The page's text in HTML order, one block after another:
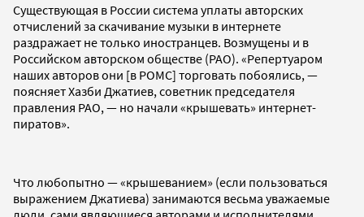
Существующая в России система уплаты авторских
отчислений за скачивание музыки в интернете
раздражает не только иностранцев. Возмущены и в
Российском авторском обществе (РАО). «Репертуаром
наших авторов они [в РОМС] торговать побоялись, —
поясняет Хазби Джатиев, советник председателя
правления РАО, — но начали «крышевать» интернет-
пиратов».
Что любопытно — «крышеванием» (если пользоваться
выражением Джатиева) занимаются весьма уважаемые